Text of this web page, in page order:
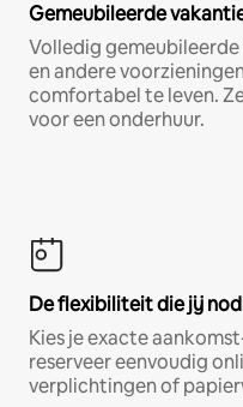
Gemeubileerde
Volledig
en andere
comfortabel te leven.
voor een onderhuur.
De flexibiliteit die jij
Kies je exacte
reserveer eenvoudig
verplichtingen of